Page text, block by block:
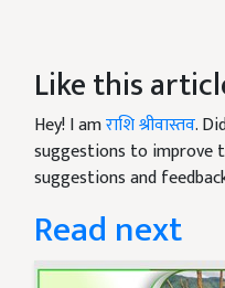
Like this
Hey! I amराशि श्रीवास्तव.
suggestions to improve
suggestions and
Read next